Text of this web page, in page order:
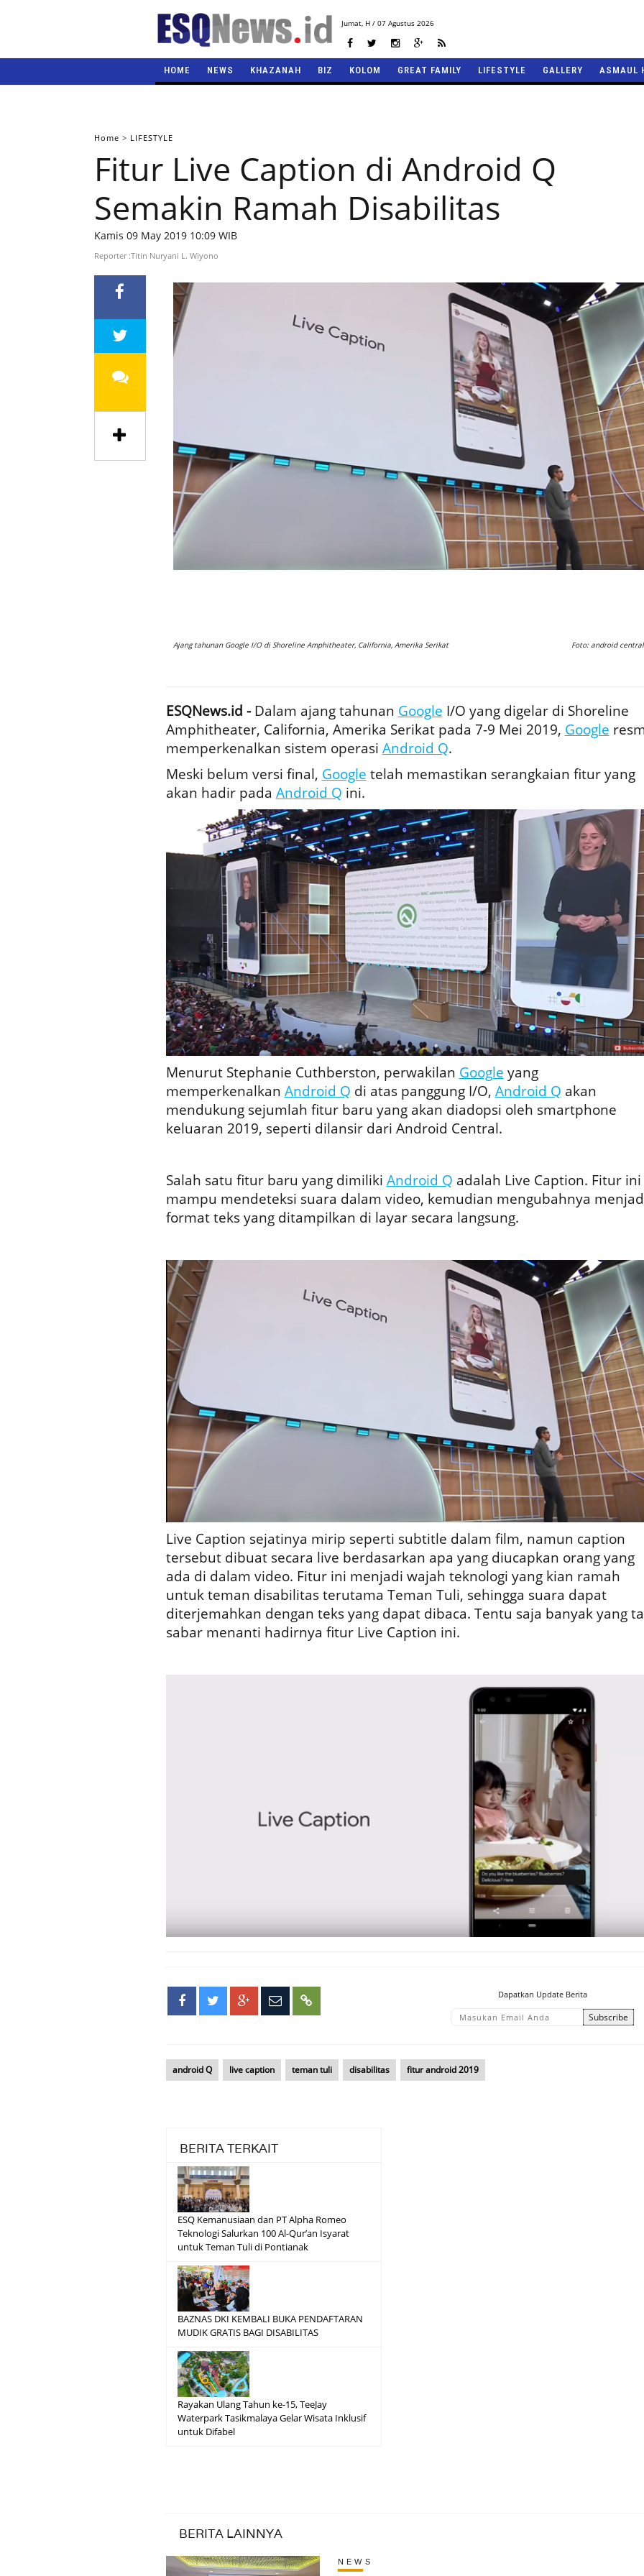
Jumat,H / 07 Agustus 2026
HOME NEWS KHAZANAH BIZ KOLOM GREAT FAMILY LIFESTYLE GALLERY ASMAUL
Home > LIFESTYLE
Fitur Live Caption di Android Q
Semakin Ramah Disabilitas
Kamis 09 May 2019 10:09 WIB
Reporter :Titin Nuryani L. Wiyono
Ajang tahunan Google I/O di Shoreline Amphitheater, California, Amerika Serikat Foto: android central
ESQNews.id -Dalam ajang tahunan Google I/O yang digelar di Shoreline
Amphitheater, California, Amerika Serikat pada 7-9 Mei 2019, Google
memperkenalkan sistem operasi Android Q.
Meski belum versi final, Google telah memastikan serangkaian fitur yang
akan hadir pada Android Q ini.
Menurut Stephanie Cuthberston, perwakilan Google yang
memperkenalkan Android Q di atas panggung I/O, Android Q akan
mendukung sejumlah fitur baru yang akan diadopsi oleh smartphone
keluaran 2019, seperti dilansir dari Android Central.
Salah satu fitur baru yang dimiliki Android Q adalah Live Caption. Fitur ini
mampu mendeteksi suara dalam video, kemudian mengubahnya
format teks yang ditampilkan di layar secara langsung.
Live Caption sejatinya mirip seperti subtitle dalam film, namun caption
tersebut dibuat secara live berdasarkan apa yang diucapkan orang yang
ada di dalam video. Fitur ini menjadi wajah teknologi yang kian ramah
untuk teman disabilitas terutama Teman Tuli, sehingga suara dapat
diterjemahkan dengan teks yang dapat dibaca. Tentu saja banyak yang
sabar menanti hadirnya fitur Live Caption ini.
Dapatkan Update Berita
android Q live caption teman tuli disabilitas fitur android 2019
BERITA TERKAIT
ESQ Kemanusiaan dan PT Alpha Romeo
Teknologi Salurkan 100 Al-Qur’an Isyarat
untuk Teman Tuli di Pontianak
BAZNAS DKI KEMBALI BUKA PENDAFTARAN
MUDIK GRATIS BAGI DISABILITAS
Rayakan Ulang Tahun ke-15, TeeJay
Waterpark Tasikmalaya Gelar Wisata Inklusif
untuk Difabel
BERITA LAINNYA
NEWS